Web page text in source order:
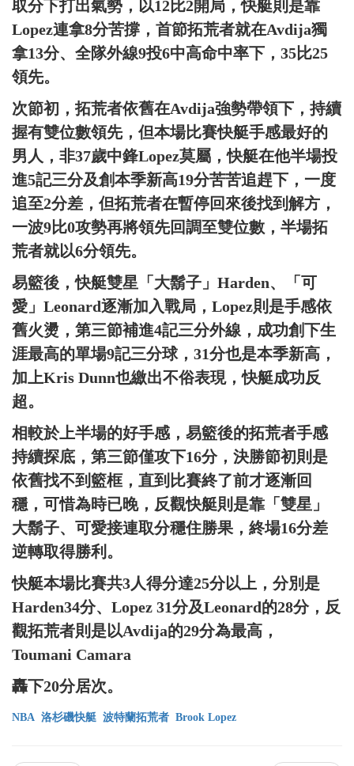
取分下打出氣勢，以12比2開局，快艇則是靠
Lopez連拿8分苦撐，首節拓荒者就在Avdija獨
拿13分、全隊外線9投6中高命中率下，35比25
領先。
次節初，拓荒者依舊在Avdija強勢帶領下，持續
握有雙位數領先，但本場比賽快艇手感最好的
男人，非37歲中鋒Lopez莫屬，快艇在他半場投
進5記三分及創本季新高19分苦苦追趕下，一度
追至2分差，但拓荒者在暫停回來後找到解方，
一波9比0攻勢再將領先回調至雙位數，半場拓
荒者就以6分領先。
易籃後，快艇雙星「大鬍子」Harden、「可
愛」Leonard逐漸加入戰局，Lopez則是手感依
舊火燙，第三節補進4記三分外線，成功創下生
涯最高的單場9記三分球，31分也是本季新高，
加上Kris Dunn也繳出不俗表現，快艇成功反
超。
相較於上半場的好手感，易籃後的拓荒者手感
持續探底，第三節僅攻下16分，決勝節初則是
依舊找不到籃框，直到比賽終了前才逐漸回
穩，可惜為時已晚，反觀快艇則是靠「雙星」
大鬍子、可愛接連取分穩住勝果，終場16分差
逆轉取得勝利。
快艇本場比賽共3人得分達25分以上，分別是
Harden34分、Lopez 31分及Leonard的28分，反
觀拓荒者則是以Avdija的29分為最高，
Toumani Camara
轟下20分居次。
NBA 洛杉磯快艇 波特蘭拓荒者 Brook Lopez